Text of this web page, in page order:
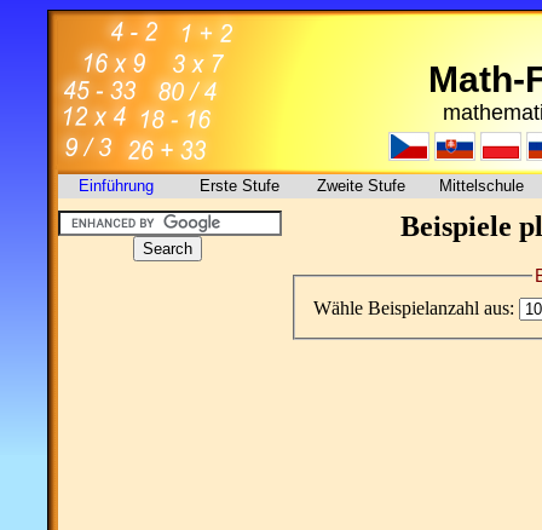
Math-
Einführung Erste Stufe Zweite Stufe Mittelschule
Beispiele
Wähle Beispielanzahl aus: